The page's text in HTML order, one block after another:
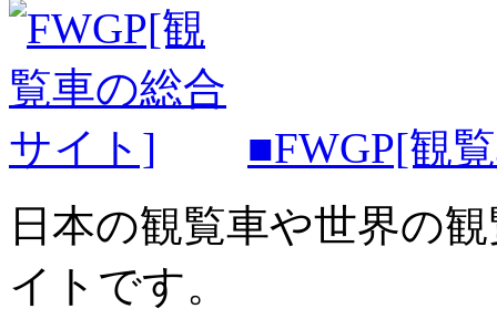
■FWGP[観
日本の観覧車や世界の
イトです。